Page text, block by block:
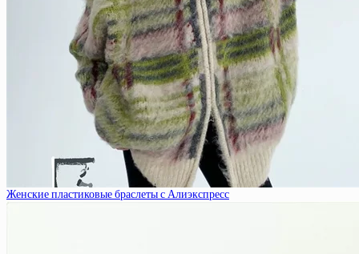
Женские пластиковые браслеты с Алиэкспресс